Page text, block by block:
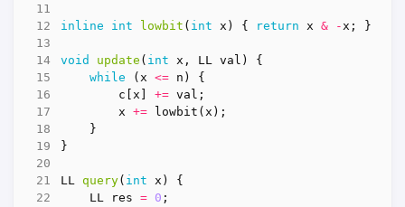
inline int lowbit ( int x ) { return x & -x ; }
void update ( int x , LL val )
{
while
(x <= n )
{
c [x += val ;
x
+= lowbit (x );
}
}
LL query( int x )
{
LL
res = 0 ;